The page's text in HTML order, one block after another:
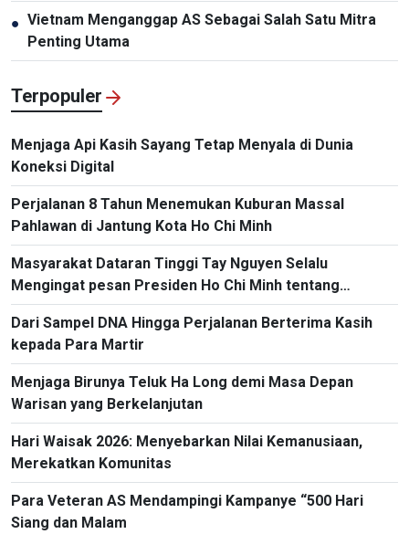
● Vietnam Menganggap AS Sebagai Salah Satu Mitra
Penting Utama
Terpopuler
Menjaga Api Kasih Sayang Tetap Menyala di Dunia
Koneksi Digital
Perjalanan 8 Tahun Menemukan Kuburan Massal
Pahlawan di Jantung Kota Ho Chi Minh
Masyarakat Dataran Tinggi Tay Nguyen Selalu
Mengingat pesan Presiden Ho Chi Minh tentang
Persatuan Besar
Dari Sampel DNA Hingga Perjalanan Berterima Kasih
kepada Para Martir
Menjaga Birunya Teluk Ha Long demi Masa Depan
Warisan yang Berkelanjutan
Hari Waisak 2026: Menyebarkan Nilai Kemanusiaan,
Merekatkan Komunitas
Para Veteran AS Mendampingi Kampanye “500 Hari
Siang dan Malam